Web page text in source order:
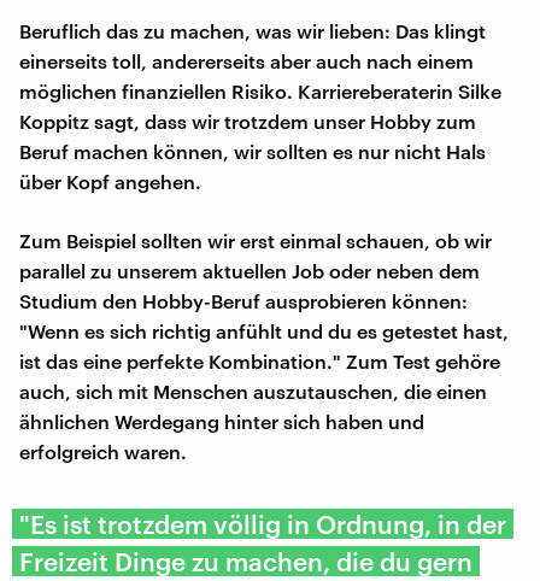
Beruflich das zu machen, was wir lieben: Das klingt
einerseits toll, andererseits aber auch nach einem
möglichen finanziellen Risiko. Karriereberaterin Silke
Koppitz sagt, dass wir trotzdem unser Hobby zum
Beruf machen können, wir sollten es nur nicht Hals
über Kopf angehen.
Zum Beispiel sollten wir erst einmal schauen, ob wir
parallel zu unserem aktuellen Job oder neben dem
Studium den Hobby-Beruf ausprobieren können:
"Wenn es sich richtig anfühlt und du es getestet hast,
ist das eine perfekte Kombination." Zum Test gehöre
auch, sich mit Menschen auszutauschen, die einen
ähnlichen Werdegang hinter sich haben und
erfolgreich waren.
"Es ist trotzdem völlig in Ordnung, in der
Freizeit Dinge zu machen, die du gern